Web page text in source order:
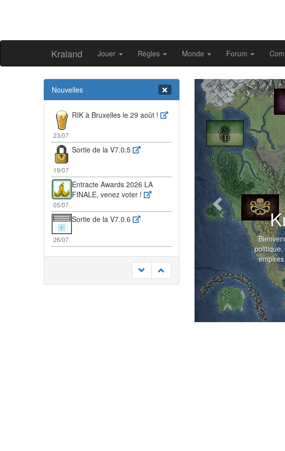
Kraland Jouer Règles Monde Forum
Nouvelles
23/07
RIK à Bruxelles le 29 août !
19/07
Sortie de la V7.0.5
05/07
Entracte Awards 2026 LA
FINALE, venez voter !
26/07
Sortie de la V7.0.6
Previous